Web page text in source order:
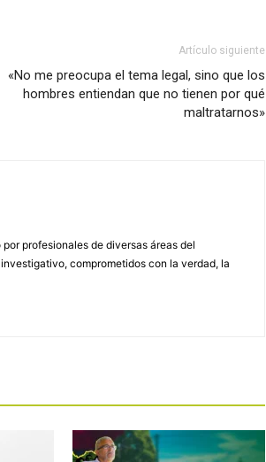
Artículo siguiente
«No me preocupa el tema legal, sino que los
hombres entiendan que no tienen por qué
maltratarnos»
profesionales de diversas áreas del
comprometidos con la verdad, la